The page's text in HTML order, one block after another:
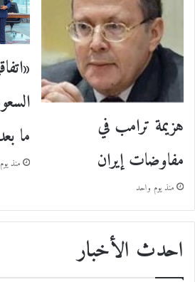
هزيمة ترامب في
مفاوضات إيران
منذ يوم واحد
ما
منذ
احدث الأخبار